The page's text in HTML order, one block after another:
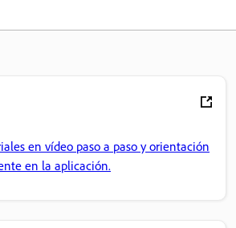
en vídeo paso a paso y orientación
en la aplicación.